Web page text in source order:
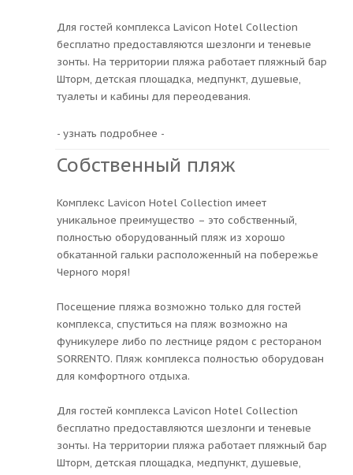
Для гостей комплекса Lavicon Hotel Collection
бесплатно предоставляются шезлонги и теневые
зонты. На территории пляжа работает пляжный бар
Шторм, детская площадка, медпункт, душевые,
туалеты и кабины для переодевания.
- узнать подробнее -
Собственный пляж
Комплекс Lavicon Hotel Collection имеет
уникальное преимущество – это собственный,
полностью оборудованный пляж из хорошо
обкатанной гальки расположенный на побережье
Черного моря!
Посещение пляжа возможно только для гостей
комплекса, спуститься на пляж возможно на
фуникулере либо по лестнице рядом с рестораном
SORRENTO. Пляж комплекса полностью оборудован
для комфортного отдыха.
Для гостей комплекса Lavicon Hotel Collection
бесплатно предоставляются шезлонги и теневые
зонты. На территории пляжа работает пляжный бар
Шторм, детская площадка, медпункт, душевые,